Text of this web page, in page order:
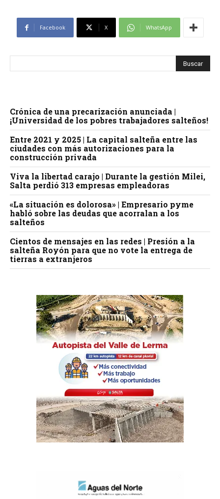
Facebook X WhatsApp
Crónica de una precarización anunciada |
¡Universidad de los pobres trabajadores salteños!
Entre 2021 y 2025 | La capital salteña entre las
ciudades con más autorizaciones para la
construcción privada
Viva la libertad carajo | Durante la gestión Milei,
Salta perdió 313 empresas empleadoras
«La situación es dolorosa» | Empresario pyme
habló sobre las deudas que acorralan a los
salteños
Cientos de mensajes en las redes | Presión a la
salteña Royón para que no vote la entrega de
tierras a extranjeros